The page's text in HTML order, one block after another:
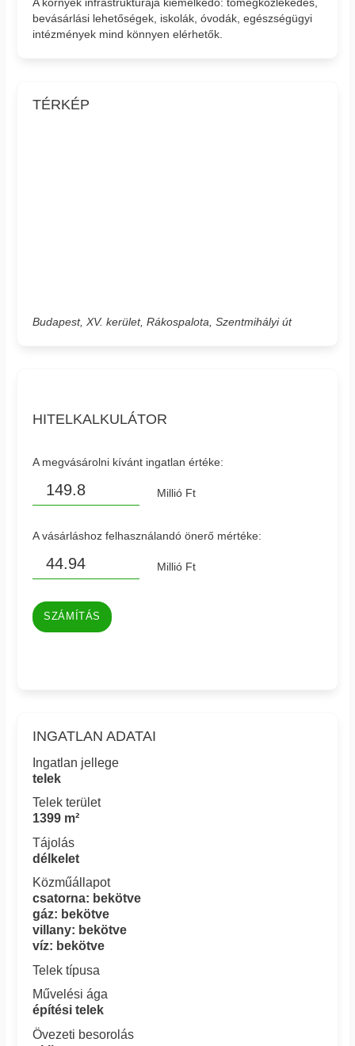
A környék infrastruktúrája kiemelkedő: tömegközlekedés,
bevásárlási lehetőségek, iskolák, óvodák, egészségügyi
intézmények mind könnyen elérhetők.
TÉRKÉP
Budapest, XV. kerület, Rákospalota, Szentmihályi út
HITELKALKULÁTOR
A megvásárolni kívánt ingatlan értéke:
Millió Ft
A vásárláshoz felhasználandó önerő mértéke:
Millió Ft
SZÁMÍTÁS
INGATLAN ADATAI
Ingatlan jellege
telek
Telek terület
1399 m²
Tájolás
délkelet
Közműállapot
csatorna: bekötve
gáz: bekötve
villany: bekötve
víz: bekötve
Telek típusa
Művelési ága
építési telek
Övezeti besorolás